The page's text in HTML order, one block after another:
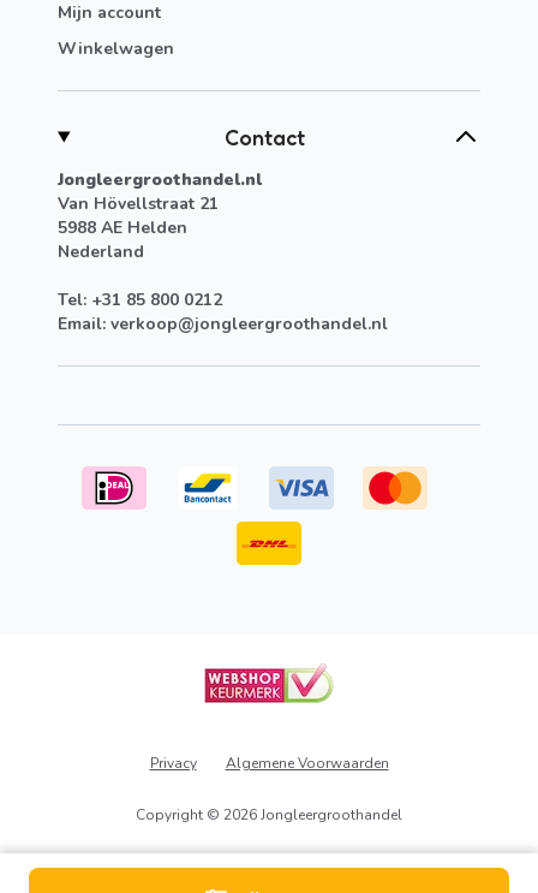
Mijn account
Winkelwagen
Contact
Jongleergroothandel.nl
Van Hövellstraat 21
5988 AE Helden
Nederland
Tel: +31 85 800 0212
Email: verkoop@jongleergroothandel.nl
Stichting Webshop Keurmerk
Privacy Algemene Voorwaarden
Copyright © 2026 Jongleergroothandel